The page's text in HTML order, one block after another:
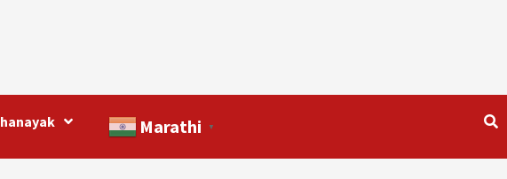
Marathi ▼